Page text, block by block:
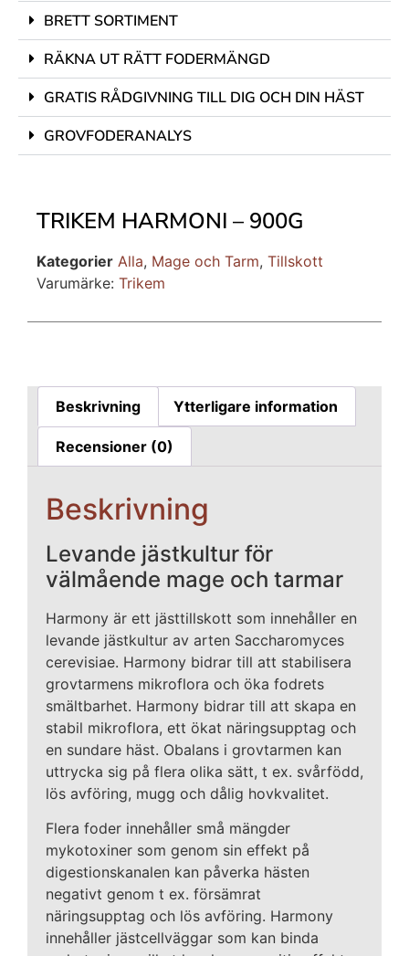
BRETT SORTIMENT
RÄKNA UT RÄTT FODERMÄNGD
GRATIS RÅDGIVNING TILL DIG OCH DIN HÄST
GROVFODERANALYS
TRIKEM HARMONI – 900G
Kategorier Alla, Mage och Tarm, Tillskott
Varumärke: Trikem
Beskrivning Ytterligare information
Recensioner (0)
Beskrivning
Levande jästkultur för
välmående mage och tarmar
Harmony är ett jästtillskott som innehåller en
levande jästkultur av arten Saccharomyces
cerevisiae. Harmony bidrar till att stabilisera
grovtarmens mikroflora och öka fodrets
smältbarhet. Harmony bidrar till att skapa en
stabil mikroflora, ett ökat näringsupptag och
en sundare häst. Obalans i grovtarmen kan
uttrycka sig på flera olika sätt, t ex. svårfödd,
lös avföring, mugg och dålig hovkvalitet.
Flera foder innehåller små mängder
mykotoxiner som genom sin effekt på
digestionskanalen kan påverka hästen
negativt genom t ex. försämrat
näringsupptag och lös avföring. Harmony
innehåller jästcellväggar som kan binda